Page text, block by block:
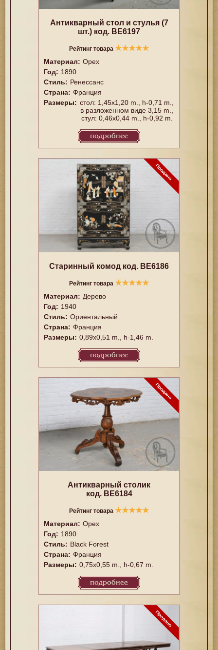
Антикварный стол и стулья (7
шт.) код. BE6197
Рейтинг товара ★★★★★
Материал: Орех
Год: 1890
Стиль: Ренессанс
Страна: Франция
Размеры: стол: 1,45x1,20 m., h-0,71 m.,
в разложенном виде 3,15 m.,
стул: 0,46x0,44 m., h-0,92 m.
подробнее
Старинный комод код. BE6186
Рейтинг товара ★★★★★
Материал: Дерево
Год: 1940
Стиль: Ориентальный
Страна: Франция
Размеры: 0,89x0,51 m., h-1,46 m.
подробнее
Антикварный столик
код. BE6184
Рейтинг товара ★★★★★
Материал: Орех
Год: 1890
Стиль: Black Forest
Страна: Франция
Размеры: 0,75x0,55 m., h-0,67 m.
подробнее